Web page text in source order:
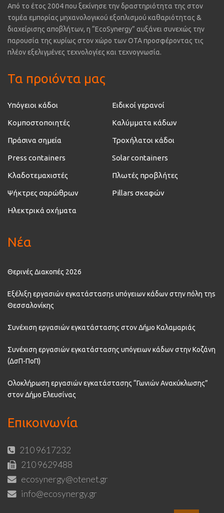
Από το έτος 2004 που ξεκίνησε την δραστηριότητα της στον
τομέα εμπορίας μηχανολογικού εξοπλισμού καθαριότητας &
διαχείρισης αποβλήτων, η “EcoSynergy” αυξάνει συνεχώς την
παρουσία της κυρίως στον χώρο των ΟΤΑ προσφέροντας τις
πλέον εξελιγμένες τεχνολογίες και τεχνογνωσία.
Τα προιόντα μας
Υπόγειοι κάδοι Ειδικοί γερανοί
Κομποστοποιητές Καλύμματα κάδων
Πράσινα σημεία Τροχήλατοι κάδοι
Press containers Solar containers
Κλαδοτεμαχιστές Πλωτές προβλήτες
Ψήκτρες σαρώθρων Pillars σκαφών
Ηλεκτρικά οχήματα
Νέα
Θερινές Διακοπές 2026
Εξέλιξη εργασιών εγκατάστασηs υπόγειων κάδων στην πόλη τηs
Θεσσαλονίκης
Συνέχιση εργασιών εγκατάστασης στον Δήμο Καλαμαριάς
Συνέχιση εργασιών εγκατάστασης υπόγειων κάδων στην Κοζάνη
(ΔσΠ-ΠοΠ)
Ολοκλήρωση εργασιών εγκατάστασης “Γωνιών Ανακύκλωσης”
στον Δήμο Ελευσίνας
Επικοινωνία
210 9617232
210 9629488
ecosynergy@otenet.gr
info@ecosynergy.gr